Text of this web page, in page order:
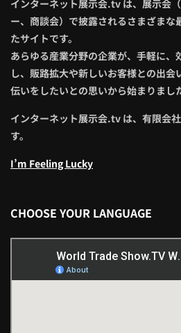
インターネット展示会.tv は、展示会
ー、商談会）で披露されるさまざまな
たサイトです。
あらゆる産業分野の企業が、手軽に、
し、販路拡大や新しいお客様との出
伝いをしたいとの思いから始まりまし
インターネット展示会.tv は、有限会
す。
I’m Feeling Lucky
CHOOSE YOUR LANGUAGE